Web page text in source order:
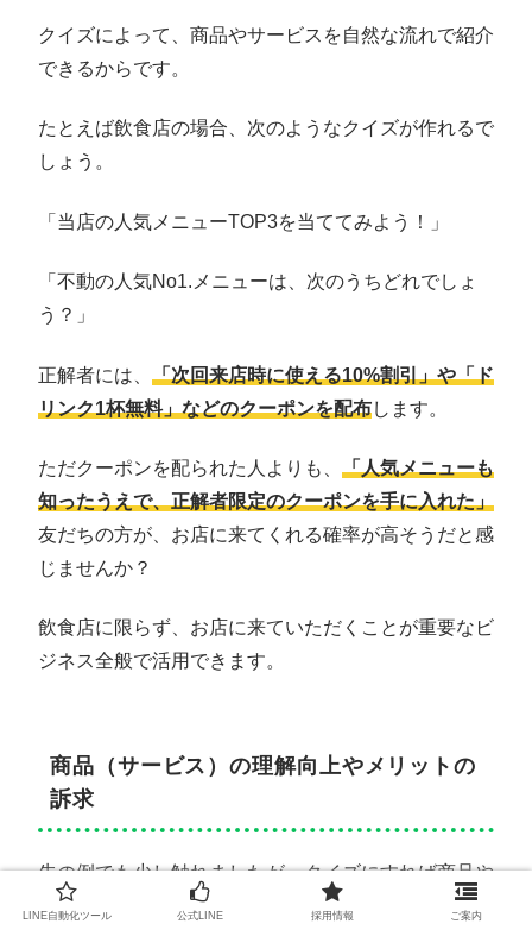
クイズによって、商品やサービスを自然な流れで紹介
できるからです。
たとえば飲食店の場合、次のようなクイズが作れるで
しょう。
「当店の人気メニューTOP3を当ててみよう！」
「不動の人気No1.メニューは、次のうちどれでしょ
う？」
正解者には、 「次回来店時に使える10%割引」や「ド
リンク1杯無料」などのクーポンを配布します。
ただクーポンを配られた人よりも、 「人気メニューも
知ったうえで、正解者限定のクーポンを手に入れた」
友だちの方が、お店に来てくれる確率が高そうだと感
じませんか？
飲食店に限らず、お店に来ていただくことが重要なビ
ジネス全般で活用できます。
商品（サービス）の理解向上やメリットの
訴求
先の例でも少し触れましたが、クイズにすれば商品や
サービスを自然に紹介できます。
LINE自動化ツール 公式LINE 採用情報 ご案内